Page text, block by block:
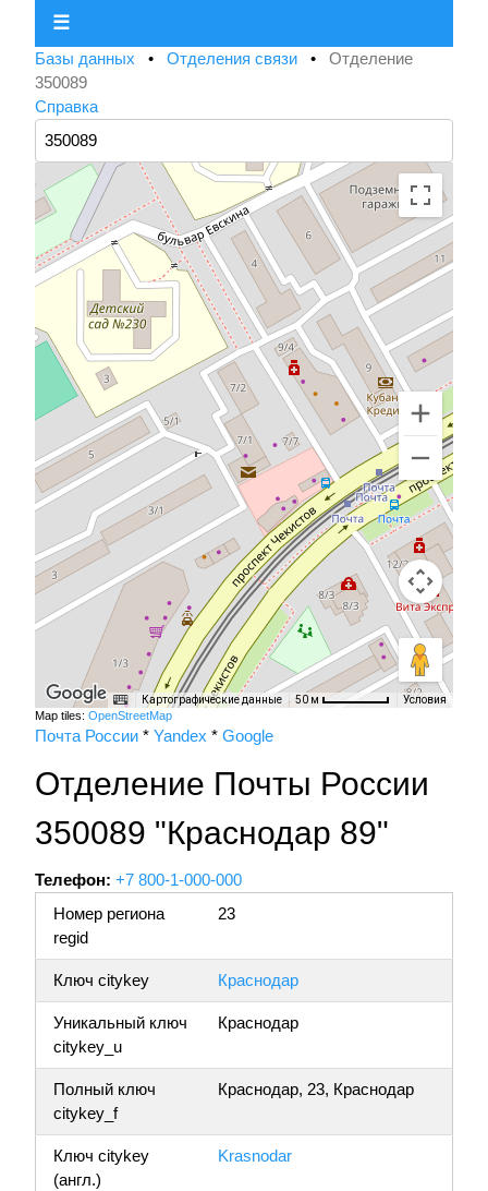
☰
Базы данных • Отделения связи • Отделение
350089
Справка
Картографические данные 50 м Условия
Map tiles: OpenStreetMap
Почта России * Yandex * Google
Отделение Почты России
350089 "Краснодар 89"
Телефон: +7 800-1-000-000
Номер региона
regid
23
Ключ citykey Краснодар
Уникальный ключ
citykey_u
Краснодар
Полный ключ
citykey_f
Краснодар, 23, Краснодар
Ключ citykey
(англ.)
Krasnodar